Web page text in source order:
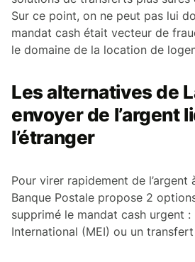
Sur ce point, on ne peut pas lui
mandat cash était vecteur de
le domaine de la location de
Les alternatives de
envoyer de l’argent
l’étranger
Pour virer rapidement de l’argent
Banque Postale propose 2
supprimé le mandat cash urgent
International (MEI) ou un